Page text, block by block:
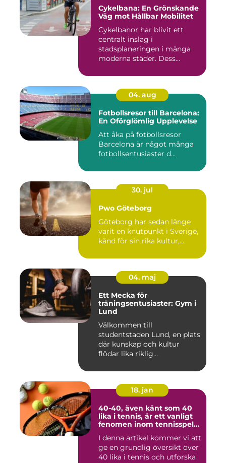
Cykelbana: En Grönskande
Väg mot Hållbar Mobilitet
Cykelbanor har blivit ett
centralt inslag i
stadsplaneringen i många
moderna städer. Dess...
04. aug
Fotbollsresor till Barcelona:
En Oförglömlig Upplevelse
Att åka på fotbollsresor
Barcelona är något många
fotbollsentusiaster d...
30. jul
Pwo Göteborg
Göteborg har sedan länge
varit en knutpunkt i Sverige,
känd för sin rika kultur,...
04. maj
Ett Mecka för
träningsentusiaster: Gym i
Lund
Välkommen till
studentstaden Lund, en plats
där kunskap och kultur
flödar lika riklig...
18. jan
40-40, även känt som 40
lika i tennis, är ett vanligt
fenomen inom tennisspelet
spännande och
frustrerande för spelare
och fans
I denna artikel kommer vi att
ge en grundlig översikt över
40 lika i tennis och utforska